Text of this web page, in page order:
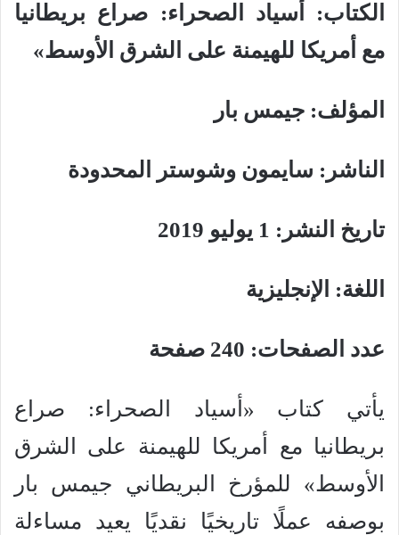
الكتاب: أسياد الصحراء: صراع بريطانيا
مع أمريكا للهيمنة على الشرق الأوسط»
المؤلف: جيمس بار
الناشر: سايمون وشوستر المحدودة
تاريخ النشر: 1 يوليو 2019
اللغة: الإنجليزية
عدد الصفحات: 240 صفحة
يأتي كتاب «أسياد الصحراء: صراع
بريطانيا مع أمريكا للهيمنة على الشرق
الأوسط» للمؤرخ البريطاني جيمس بار
بوصفه عملًا تاريخيًا نقديًا يعيد مساءلة